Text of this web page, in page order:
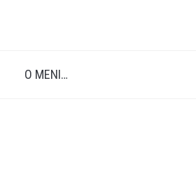
O MENI…